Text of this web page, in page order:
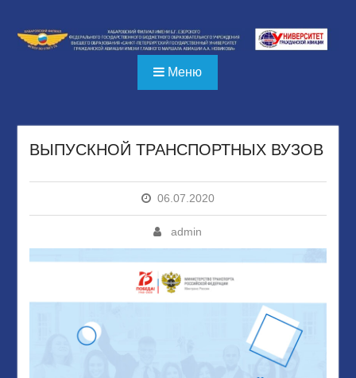
содержимому
Меню
ВЫПУСКНОЙ ТРАНСПОРТНЫХ ВУЗОВ
06.07.2020
admin